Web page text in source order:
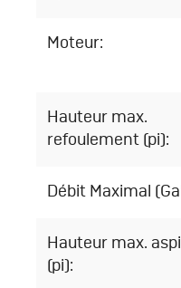
Moteur:
Hauteur max.
refoulement (pi):
Débit Maximal
Hauteur max.
(pi):